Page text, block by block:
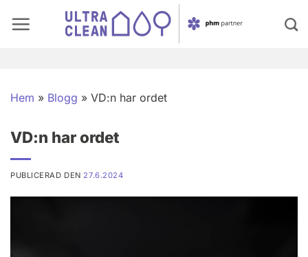
Hem » Blogg » VD:n har ordet
VD:n har ordet
PUBLICERAD DEN 27.6.2024